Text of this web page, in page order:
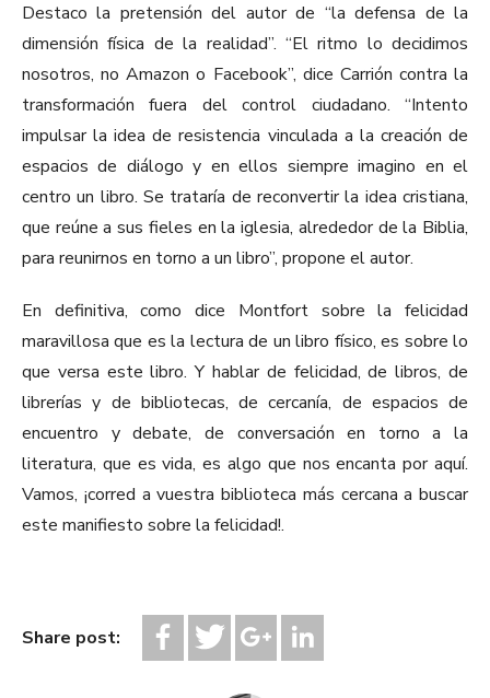
Destaco la pretensión del autor de “la defensa de la
dimensión física de la realidad”. “El ritmo lo decidimos
nosotros, no Amazon o Facebook”, dice Carrión contra la
transformación fuera del control ciudadano. “Intento
impulsar la idea de resistencia vinculada a la creación de
espacios de diálogo y en ellos siempre imagino en el
centro un libro. Se trataría de reconvertir la idea cristiana,
que reúne a sus fieles en la iglesia, alrededor de la Biblia,
para reunirnos en torno a un libro”, propone el autor.
En definitiva, como dice Montfort sobre la felicidad
maravillosa que es la lectura de un libro físico, es sobre lo
que versa este libro. Y hablar de felicidad, de libros, de
librerías y de bibliotecas, de cercanía, de espacios de
encuentro y debate, de conversación en torno a la
literatura, que es vida, es algo que nos encanta por aquí.
Vamos, ¡corred a vuestra biblioteca más cercana a buscar
este manifiesto sobre la felicidad!.
Share post: